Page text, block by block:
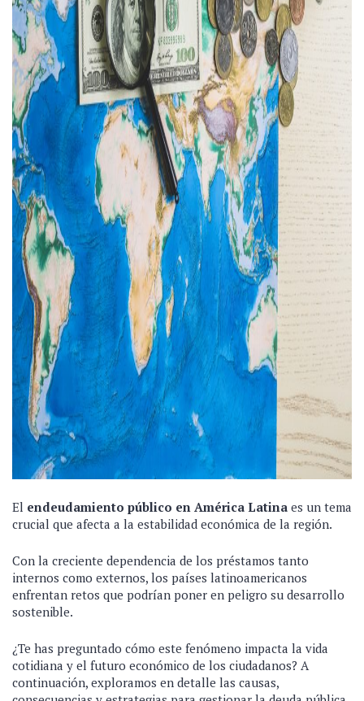
El endeudamiento público en América Latina es un tema
crucial que afecta a la estabilidad económica de la región.
Con la creciente dependencia de los préstamos tanto
internos como externos, los países latinoamericanos
enfrentan retos que podrían poner en peligro su desarrollo
sostenible.
¿Te has preguntado cómo este fenómeno impacta la vida
cotidiana y el futuro económico de los ciudadanos? A
continuación, exploramos en detalle las causas,